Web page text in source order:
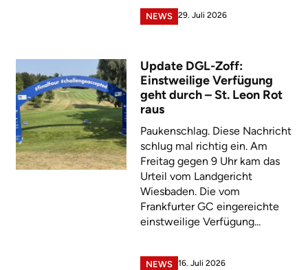
NEWS 29. Juli 2026
Update DGL-Zoff:
Einstweilige Verfügung
geht durch – St. Leon Rot
raus
Paukenschlag. Diese Nachricht
schlug mal richtig ein. Am
Freitag gegen 9 Uhr kam das
Urteil vom Landgericht
Wiesbaden. Die vom
Frankfurter GC eingereichte
einstweilige Verfügung...
NEWS 16. Juli 2026